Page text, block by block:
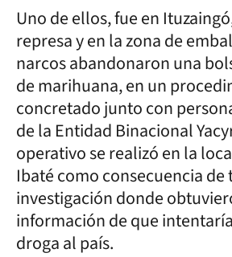
Uno de ellos, fue en
represa y en la zona de
narcos abandonaron una
de marihuana, en un
concretado junto con
de la Entidad Binacional
operativo se realizó en la
Ibaté como consecuencia de
investigación donde
información de que
droga al país.